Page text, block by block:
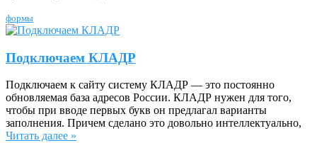
формы
Подключаем КЛАДР
Подключаем к сайту систему КЛАДР — это постоянно
обновляемая база адресов России. КЛАДР нужен для того,
чтобы при вводе первых букв он предлагал варианты
заполнения. Причем сделано это довольно интеллектуально,
Читать далее »